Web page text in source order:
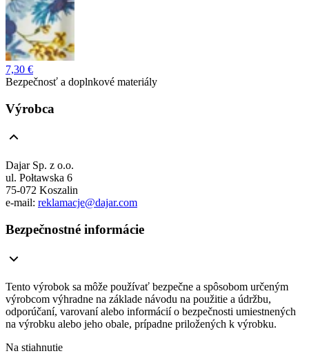
7,30 €
Bezpečnosť a doplnkové materiály
Výrobca
Dajar Sp. z o.o.
ul. Połtawska 6
75-072 Koszalin
e-mail: reklamacje@dajar.com
Bezpečnostné informácie
Tento výrobok sa môže používať bezpečne a spôsobom určeným
výrobcom výhradne na základe návodu na použitie a údržbu,
odporúčaní, varovaní alebo informácií o bezpečnosti umiestnených
na výrobku alebo jeho obale, prípadne priložených k výrobku.
Na stiahnutie